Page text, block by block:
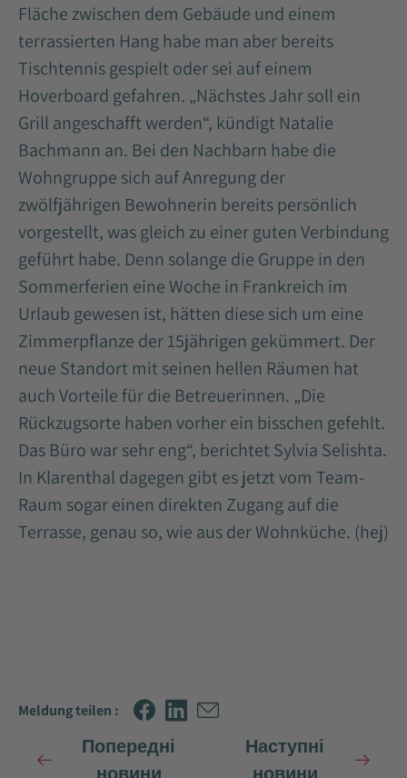
Fläche zwischen dem Gebäude und einem
terrassierten Hang habe man aber bereits
Tischtennis gespielt oder sei auf einem
Hoverboard gefahren. „Nächstes Jahr soll ein
Grill angeschafft werden“, kündigt Natalie
Bachmann an. Bei den Nachbarn habe die
Wohngruppe sich auf Anregung der
zwölfjährigen Bewohnerin bereits persönlich
vorgestellt, was gleich zu einer guten Verbindung
geführt habe. Denn solange die Gruppe in den
Sommerferien eine Woche in Frankreich im
Urlaub gewesen ist, hätten diese sich um eine
Zimmerpflanze der 15jährigen gekümmert. Der
neue Standort mit seinen hellen Räumen hat
auch Vorteile für die Betreuerinnen. „Die
Rückzugsorte haben vorher ein bisschen gefehlt.
Das Büro war sehr eng“, berichtet Sylvia Selishta.
In Klarenthal dagegen gibt es jetzt vom Team-
Raum sogar einen direkten Zugang auf die
Terrasse, genau so, wie aus der Wohnküche. (hej)
Meldung teilen :
Попередні
Наступні